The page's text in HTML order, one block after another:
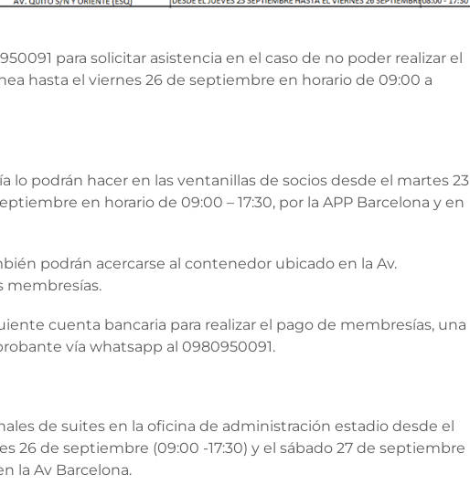
para solicitar asistencia en el caso de no poder realizar el
hasta el viernes 26 de septiembre en horario de 09:00 a
lo podrán hacer en las ventanillas de socios desde el martes 23
en horario de 09:00 – 17:30, por la APP Barcelona y en
podrán acercarse al contenedor ubicado en la Av.
membresías.
cuenta bancaria para realizar el pago de membresías, una
vía whatsapp al 0980950091.
de suites en la oficina de administración estadio desde el
26 de septiembre (09:00 -17:30) y el sábado 27 de septiembre
la Av Barcelona.